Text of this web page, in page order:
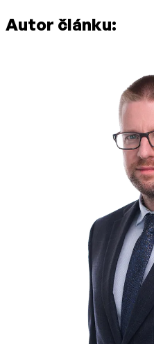
Autor článku: